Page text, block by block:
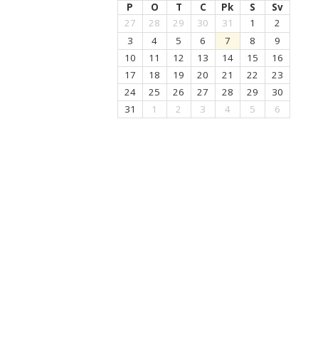
P O T C Pk S
Sv
27
28 29 30 31 1
2
3
4 5 6 7 8
9
10
11 12 13 14 15
16
17
18 19 20 21 22
23
24
25 26 27 28 29
30
31
1 2 3 4 5 6